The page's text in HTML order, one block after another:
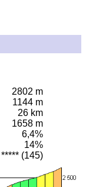
2802 m
1144 m
26 km
1658 m
6,4%
14%
***** (145)